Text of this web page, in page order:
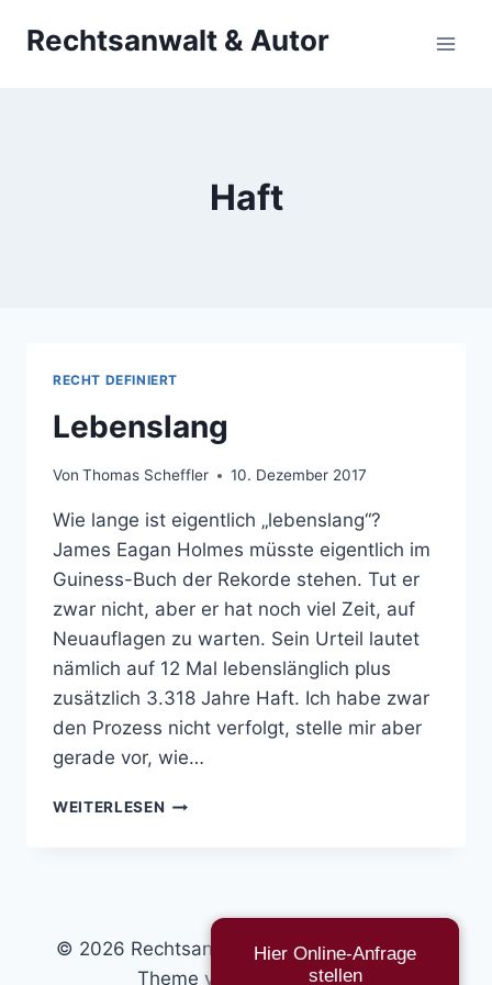
InhaltRechtsanwalt & Autor
Haft
RECHT DEFINIERT
Lebenslang
Von Thomas Scheffler 10. Dezember 2017
Wie lange ist eigentlich „lebenslang“?
James Eagan Holmes müsste eigentlich im
Guiness-Buch der Rekorde stehen. Tut er
zwar nicht, aber er hat noch viel Zeit, auf
Neuauflagen zu warten. Sein Urteil lautet
nämlich auf 12 Mal lebenslänglich plus
zusätzlich 3.318 Jahre Haft. Ich habe zwar
den Prozess nicht verfolgt, stelle mir aber
gerade vor, wie…
WEITERLESEN LEBENSLANG
© 2026 Rechtsanwalt & Autor - WordPress
Theme von
Kadence WP
Hier Online-Anfrage
stellen